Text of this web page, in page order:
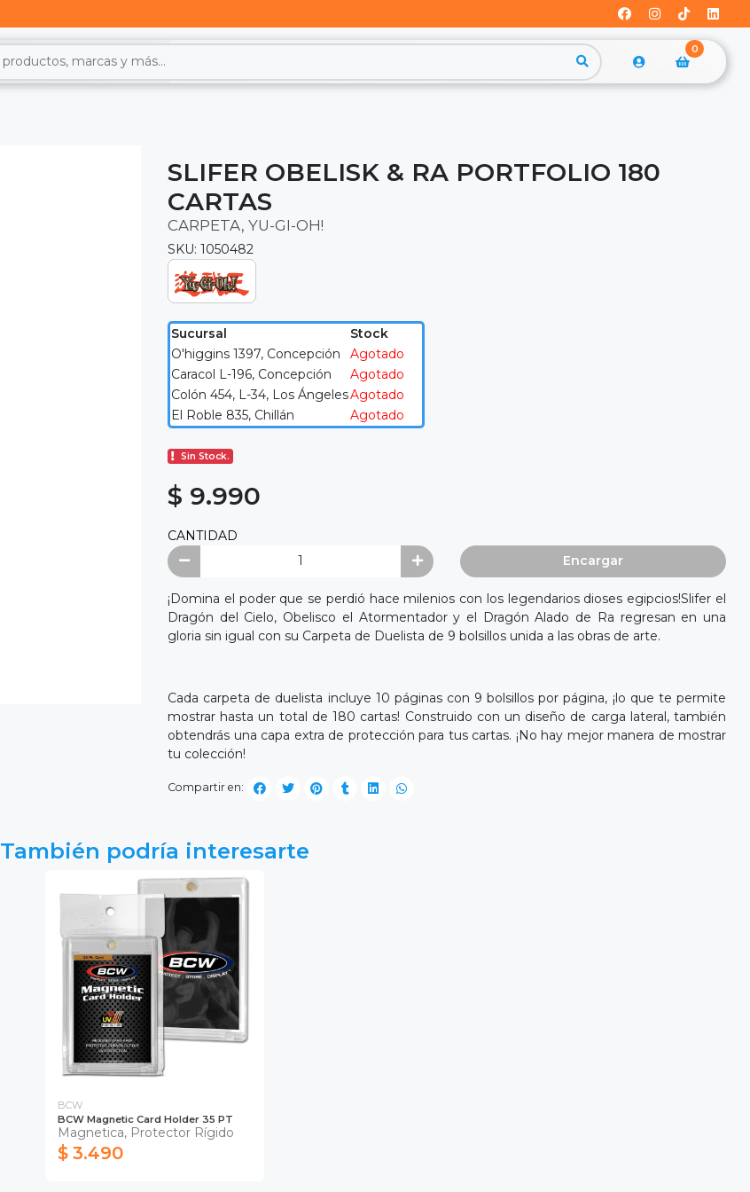
0
SLIFER OBELISK & RA PORTFOLIO 180
CARTAS
CARPETA, YU-GI-OH!
SKU: 1050482
Sucursal
Stock
O'higgins 1397, Concepción
Agotado
Caracol L-196, Concepción
Agotado
Colón 454, L-34, Los ÁngelesAgotado
El Roble 835, Chillán
Agotado
Sin Stock.
$ 9.990
CANTIDAD
Encargar
¡Domina el poder que se perdió hace milenios con los legendarios dioses egipcios!Slifer el
Dragón del Cielo, Obelisco el Atormentador y el Dragón Alado de Ra regresan en una
gloria sin igual con su Carpeta de Duelista de 9 bolsillos unida a las obras de arte.
Cada carpeta de duelista incluye 10 páginas con 9 bolsillos por página, ¡lo que te permite
mostrar hasta un total de 180 cartas! Construido con un diseño de carga lateral, también
obtendrás una capa extra de protección para tus cartas. ¡No hay mejor manera de mostrar
tu colección!
Compartir en:
También podría interesarte
BCW
BCW Magnetic Card Holder 35 PT
Magnetica, Protector Rígido
$ 3.490